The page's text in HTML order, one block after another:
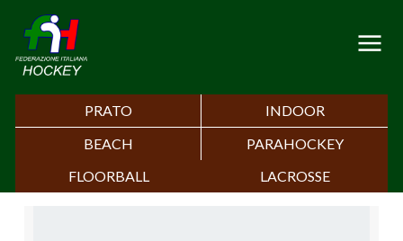
PRATO
INDOOR
BEACH
PARAHOCKEY
FLOORBALL
LACROSSE